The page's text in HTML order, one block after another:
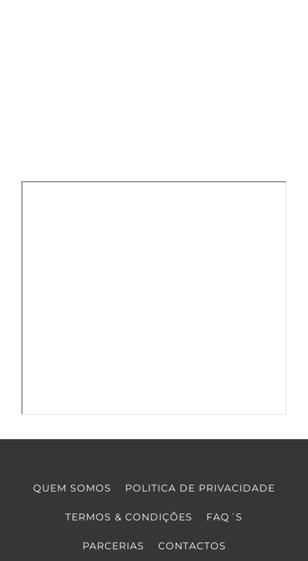
QUEM SOMOS POLITICA DE PRIVACIDADE
TERMOS & CONDIÇÕES FAQ´S
PARCERIAS CONTACTOS